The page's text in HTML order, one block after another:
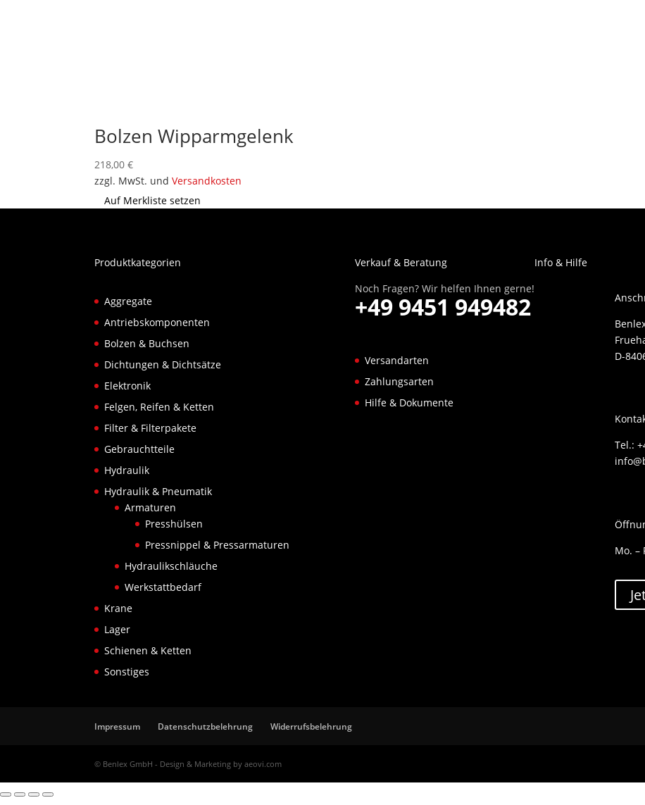
Bolzen Wipparmgelenk
218,00€
zzgl. MwSt. undVersandkosten
Auf Merkliste setzen
Produktkategorien
Aggregate
Antriebskomponenten
Bolzen & Buchsen
Dichtungen & Dichtsätze
Elektronik
Felgen, Reifen & Ketten
Filter & Filterpakete
Gebrauchtteile
Hydraulik
Hydraulik & Pneumatik
Armaturen
Presshülsen
Pressnippel & Pressarmaturen
Hydraulikschläuche
Werkstattbedarf
Krane
Lager
Schienen & Ketten
Sonstiges
Verkauf & Beratung
Noch Fragen? Wir helfen Ihnen gerne!
+49 9451 949482
Info & Hilfe
Versandarten
Zahlungsarten
Hilfe & Dokumente
D-
Tel.:
Mo. –
Impressum Datenschutzbelehrung Widerrufsbelehrung
© Benlex GmbH - Design & Marketing by aeovi.com